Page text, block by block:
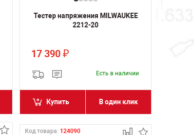
Тестер напряжения MILWAUKEE
2212-20
17 390₽
Есть в наличии
Купить В один клик
Код товара: 124090